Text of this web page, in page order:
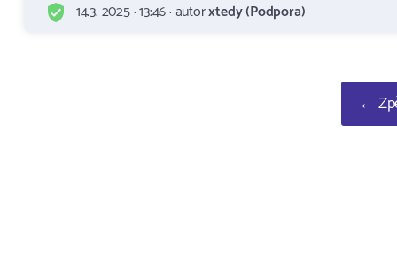
14.3. 2025 · 13:46 · autorxtedy (Podpora)
←